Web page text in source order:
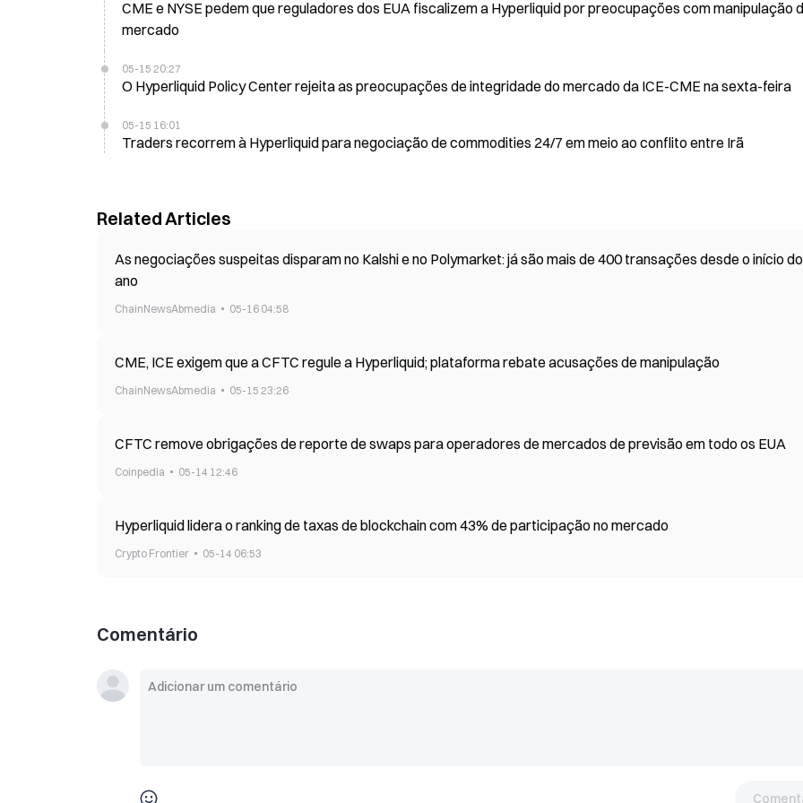
CME e NYSE pedem que reguladores dos EUA fiscalizem a Hyperliquid por preocupações com manipulação
mercado
05-15 20:27
O Hyperliquid Policy Center rejeita as preocupações de integridade do mercado da ICE-CME na sexta-feira
05-15 16:01
Traders recorrem à Hyperliquid para negociação de commodities 24/7 em meio ao conflito entre Irã
Related Articles
As negociações suspeitas disparam no Kalshi e no Polymarket: já são mais de 400 transações desde o início do
ano
ChainNewsAbmedia 05-16 04:58
CME, ICE exigem que a CFTC regule a Hyperliquid; plataforma rebate acusações de manipulação
ChainNewsAbmedia 05-15 23:26
CFTC remove obrigações de reporte de swaps para operadores de mercados de previsão em todo os EUA
Coinpedia 05-14 12:46
Hyperliquid lidera o ranking de taxas de blockchain com 43% de participação no mercado
Crypto Frontier 05-14 06:53
Comentário